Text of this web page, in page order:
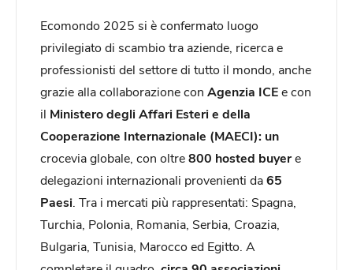
Ecomondo 2025 si è confermato luogo
privilegiato di scambio tra aziende, ricerca e
professionisti del settore di tutto il mondo, anche
grazie alla collaborazione con Agenzia ICEe con
il Ministero degli Affari Esteri e della
Cooperazione Internazionale (MAECI): un
crocevia globale, con oltre800 hosted buyere
delegazioni internazionali provenienti da65
Paesi . Tra i mercati più rappresentati: Spagna,
Turchia, Polonia, Romania, Serbia, Croazia,
Bulgaria, Tunisia, Marocco ed Egitto. A